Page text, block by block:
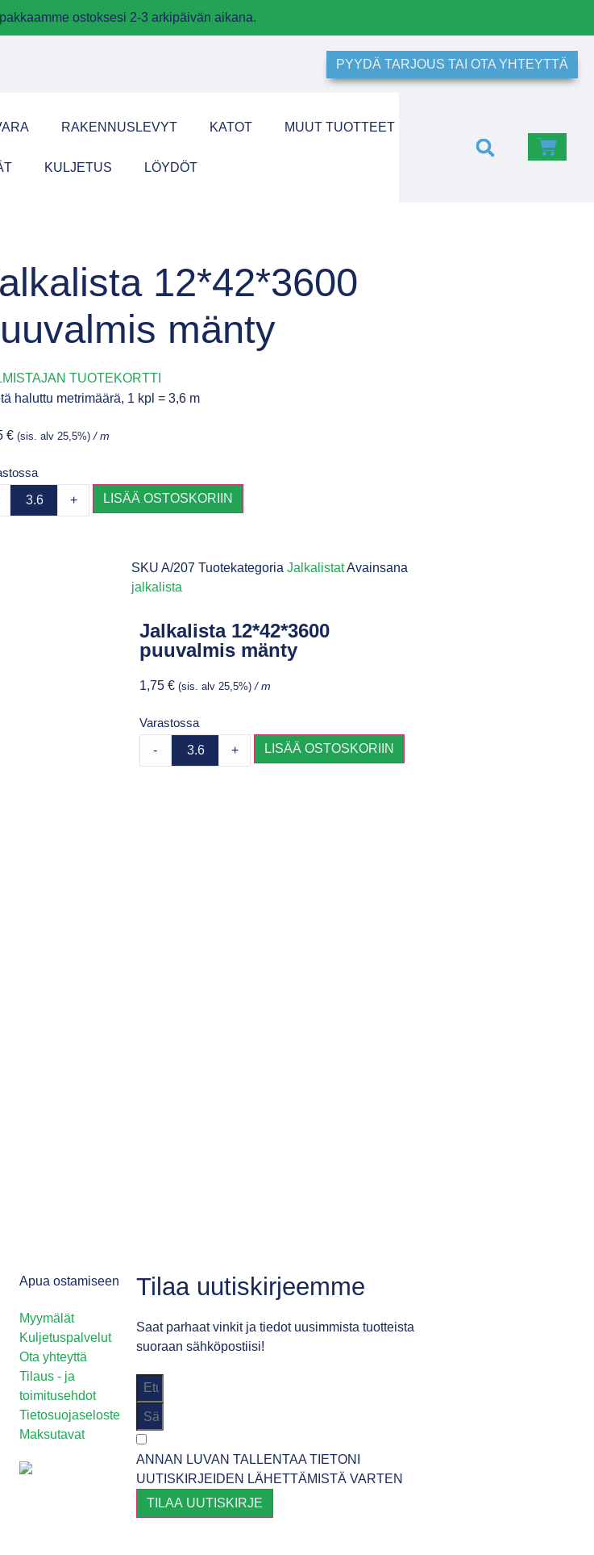
ostoksesi 2-3 arkipäivän aikana.
PYYDÄ TARJOUS TAI OTA YHTEYTTÄ
RAKENNUSLEVYT KATOT MUUT TUOTTEET
KULJETUS LÖYDÖT
12*42*3600
mänty
TUOTEKORTTI
haluttu metrimäärä, 1 kpl = 3,6 m
€ (sis. alv 25,5%) / m
+ LISÄÄ OSTOSKORIIN
SKU A/207 Tuotekategoria JalkalistatAvainsana
jalkalista
Jalkalista 12*42*3600
puuvalmis mänty
1,75 € (sis. alv 25,5%)/ m
Varastossa
- + LISÄÄ OSTOSKORIIN
Apua ostamiseen
Myymälät
Kuljetuspalvelut
Ota yhteyttä
Tilaus - ja
toimitusehdot
Tietosuojaseloste
Maksutavat
Tilaa uutiskirjeemme
Saat parhaat vinkit ja tiedot uusimmista tuotteista
suoraan sähköpostiisi!
ANNAN LUVAN TALLENTAA TIETONI
UUTISKIRJEIDEN LÄHETTÄMISTÄ VARTEN
TILAA UUTISKIRJE